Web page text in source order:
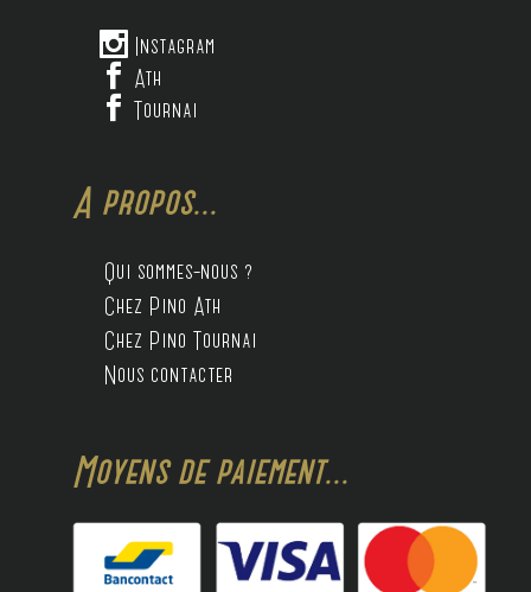
 Instagram
 Ath
 Tournai
A propos...
Qui sommes-nous ?
Chez Pino Ath
Chez Pino Tournai
Nous contacter
Moyens de paiement...